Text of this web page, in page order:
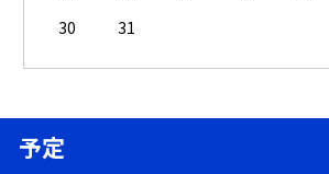
30
31
予定